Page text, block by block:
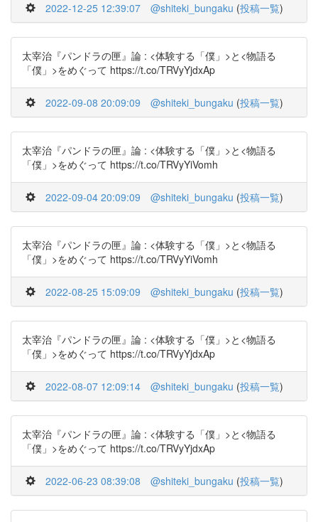
2022-12-25 12:39:07 @shiteki_bungaku (投稿一覧)
太宰治『パンドラの匣』論 : <体験する「僕」>と<物語る
「僕」>をめぐって https://t.co/TRVyYjdxAp
2022-09-08 20:09:09 @shiteki_bungaku (投稿一覧)
太宰治『パンドラの匣』論 : <体験する「僕」>と<物語る
「僕」>をめぐって https://t.co/TRVyYiVomh
2022-09-04 20:09:09 @shiteki_bungaku (投稿一覧)
太宰治『パンドラの匣』論 : <体験する「僕」>と<物語る
「僕」>をめぐって https://t.co/TRVyYiVomh
2022-08-25 15:09:09 @shiteki_bungaku (投稿一覧)
太宰治『パンドラの匣』論 : <体験する「僕」>と<物語る
「僕」>をめぐって https://t.co/TRVyYjdxAp
2022-08-07 12:09:14 @shiteki_bungaku (投稿一覧)
太宰治『パンドラの匣』論 : <体験する「僕」>と<物語る
「僕」>をめぐって https://t.co/TRVyYjdxAp
2022-06-23 08:39:08 @shiteki_bungaku (投稿一覧)